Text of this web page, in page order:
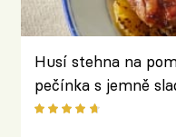
Husí stehna na
pečínka s jemně